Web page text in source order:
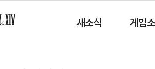
새소식 게임